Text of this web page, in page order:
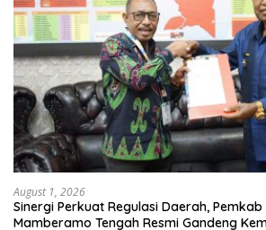
August 1, 2026
Sinergi Perkuat Regulasi Daerah, Pemkab
Mamberamo Tengah Resmi Gandeng